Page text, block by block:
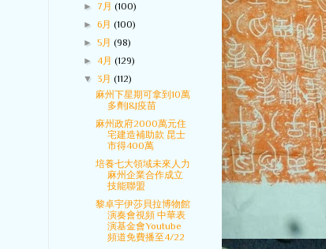
► 7月(100)
►6月(100)
►5月(98)
► 4月(129)
▼3月(112)
麻州下星期可拿到10萬
多劑J&J疫苗
麻州政府2000萬元住
宅建造補助款 昆士
市得400萬
培養七大領域未來人力
麻州企業合作成立
技能聯盟
黎卓宇伊莎貝拉博物館
演奏會視頻 中華表
演基金會Youtube
頻道免費播至4/22